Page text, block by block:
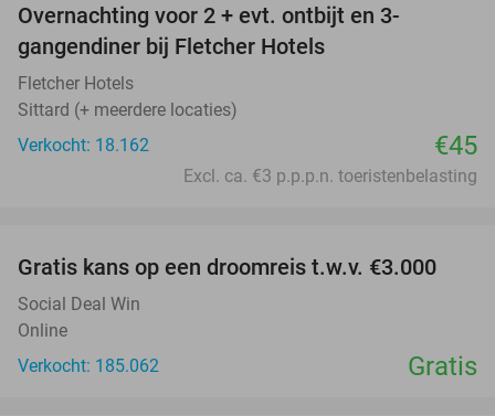
Overnachting voor 2 + evt. ontbijt en 3-
gangendiner bij Fletcher Hotels
Fletcher Hotels
Sittard (+ meerdere locaties)
Verkocht: 18.162
€45
Excl. ca. €3 p.p.p.n. toeristenbelasting
Gratis kans op een droomreis t.w.v. €3.000
Social Deal Win
Online
Verkocht: 185.062
Gratis